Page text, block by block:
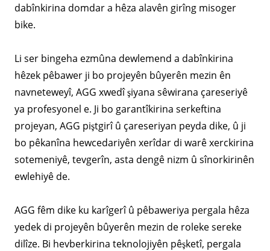
dabînkirina domdar a hêza alavên girîng misoger
bike.
Li ser bingeha ezmûna dewlemend a dabînkirina
hêzek pêbawer ji bo projeyên bûyerên mezin ên
navneteweyî, AGG xwedî şiyana sêwirana çareseriyê
ya profesyonel e. Ji bo garantîkirina serkeftina
projeyan, AGG piştgirî û çareseriyan peyda dike, û ji
bo pêkanîna hewcedariyên xerîdar di warê xerckirina
sotemeniyê, tevgerîn, asta dengê nizm û sînorkirinên
ewlehiyê de.
AGG fêm dike ku karîgerî û pêbaweriya pergala hêza
yedek di projeyên bûyerên mezin de roleke sereke
dilîze. Bi hevberkirina teknolojiyên pêşketî, pergala